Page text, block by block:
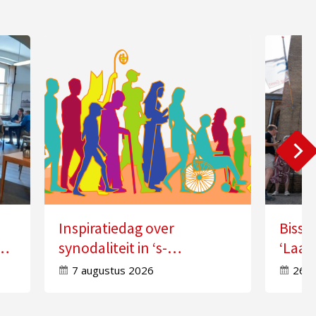
Inspiratiedag over
synodaliteit in ‘s-
Hertogenbosch
7 augustus 2026 26